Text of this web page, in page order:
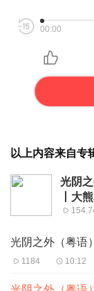
00:00
以上内容来自专
光阴
丨大
光阴之外（粤语
1184 10:12